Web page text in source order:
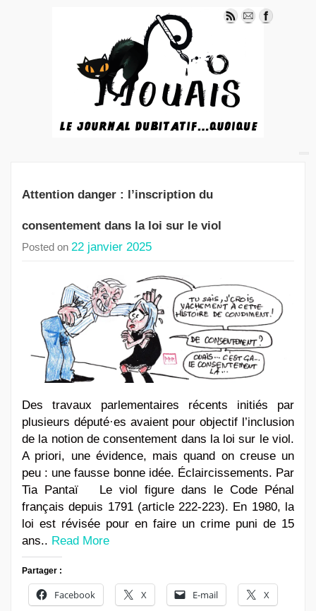
Attention danger : l’inscription du
consentement dans la loi sur le viol
Posted on 22 janvier 2025
Des travaux parlementaires récents initiés par
plusieurs député·es avaient pour objectif l’inclusion
de la notion de consentement dans la loi sur le viol.
A priori, une évidence, mais quand on creuse un
peu : une fausse bonne idée. Éclaircissements. Par
Tia Pantaï Le viol figure dans le Code Pénal
français depuis 1791 (article 222-223). En 1980, la
loi est révisée pour en faire un crime puni de 15
ans.. Read More
Partager :
Facebook X E-mail X